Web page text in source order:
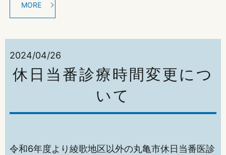
MORE
2024/04/26
休日当番診療時間変更につ
いて
令和6年度より綾歌地区以外の丸亀市休日当番医診